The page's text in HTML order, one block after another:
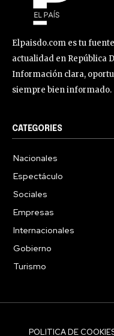
Elpaisdo.com es tu
actualidad en República
Información clara,
siempre bien informado.
CATEGORIES
Nacionales
Espectáculo
Sociales
Empresas
Internacionales
Gobierno
Turismo
POLITICA DE